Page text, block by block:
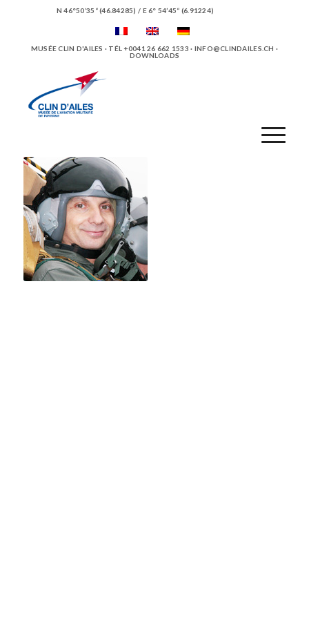
N 46°50’35“ (46.84285) / E 6° 54’45“ (6.91224)
MUSÉE CLIN D'AILES · TÉL +0041 26 662 1533 · INFO@CLINDAILES.CH ·
DOWNLOADS